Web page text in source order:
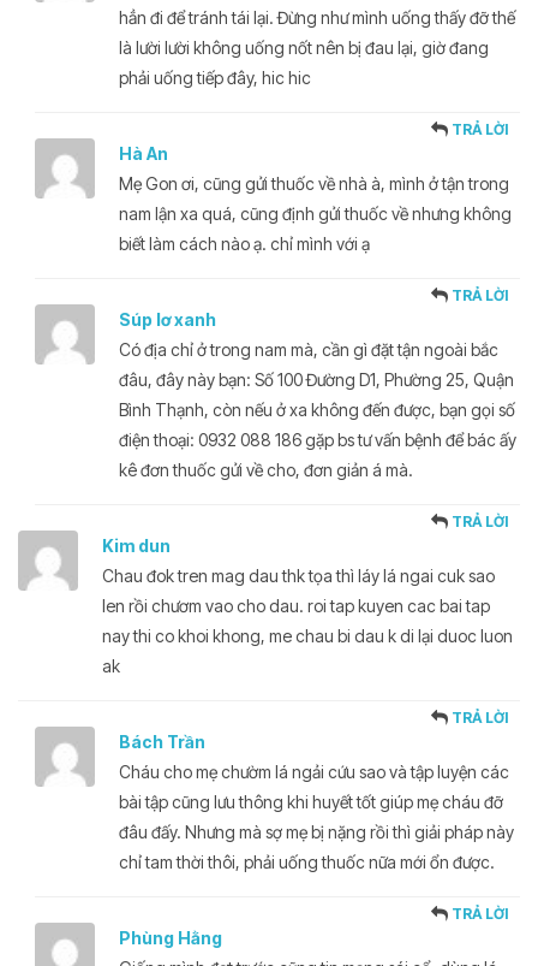
hẳn đi để tránh tái lại. Đừng như mình uống thấy đỡ thế
là lười lười không uống nốt nên bị đau lại, giờ đang
phải uống tiếp đây, hic hic
Hà An
TRẢ LỜI
Mẹ Gon ơi, cũng gửi thuốc về nhà à, mình ở tận trong
nam lận xa quá, cũng định gửi thuốc về nhưng không
biết làm cách nào ạ. chỉ mình với ạ
Súp lơ xanh
TRẢ LỜI
Có địa chỉ ở trong nam mà, cần gì đặt tận ngoài bắc
đâu, đây này bạn: Số 100 Đường D1, Phường 25, Quận
Bình Thạnh, còn nếu ở xa không đến được, bạn gọi số
điện thoại: 0932 088 186 gặp bs tư vấn bệnh để bác ấy
kê đơn thuốc gửi về cho, đơn giản á mà.
Kim dun
TRẢ LỜI
Chau đok tren mag dau thk tọa thì láy lá ngai cuk sao
len rồi chươm vao cho dau. roi tap kuyen cac bai tap
nay thi co khoi khong, me chau bi dau k di lại duoc luon
ak
Bách Trần
TRẢ LỜI
Cháu cho mẹ chườm lá ngải cứu sao và tập luyện các
bài tập cũng lưu thông khi huyết tốt giúp mẹ cháu đỡ
đâu đấy. Nhưng mà sợ mẹ bị nặng rồi thì giải pháp này
chỉ tam thời thôi, phải uống thuốc nữa mới ổn được.
Phùng Hằng
TRẢ LỜI